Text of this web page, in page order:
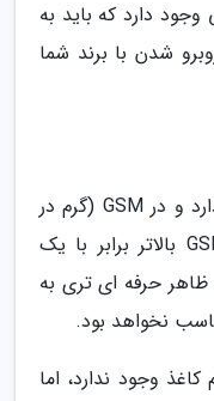
دارد که باید به
شدن با برند شما
تراکم کاغذ به ضخامت کاغذ اشاره دارد و در GSM (گرم در
متر مربع) اندازه گیری می گردد. GSM بالاتر برابر با یک
حرفه ای تری به
نخواهد بود.
وجود ندارد، اما